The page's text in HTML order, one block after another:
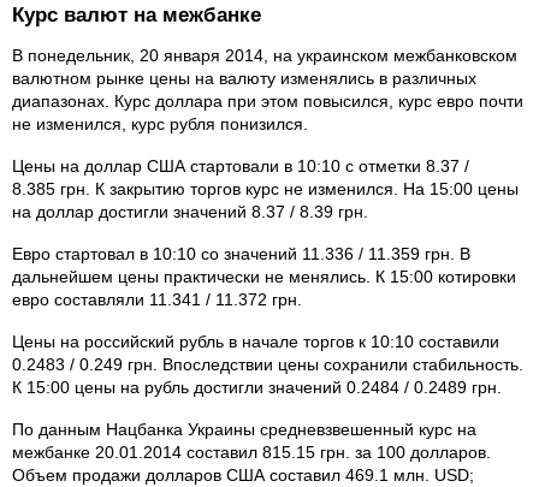
Курс валют на межбанке
В понедельник, 20 января 2014, на украинском межбанковском
валютном рынке цены на валюту изменялись в различных
диапазонах. Курс доллара при этом повысился, курс евро почти
не изменился, курс рубля понизился.
Цены на доллар США стартовали в 10:10 с отметки 8.37 /
8.385 грн. К закрытию торгов курс не изменился. На 15:00 цены
на доллар достигли значений 8.37 / 8.39 грн.
Евро стартовал в 10:10 со значений 11.336 / 11.359 грн. В
дальнейшем цены практически не менялись. К 15:00 котировки
евро составляли 11.341 / 11.372 грн.
Цены на российский рубль в начале торгов к 10:10 составили
0.2483 / 0.249 грн. Впоследствии цены сохранили стабильность.
К 15:00 цены на рубль достигли значений 0.2484 / 0.2489 грн.
По данным Нацбанка Украины средневзвешенный курс на
межбанке 20.01.2014 составил 815.15 грн. за 100 долларов.
Объем продажи долларов США составил 469.1 млн. USD;